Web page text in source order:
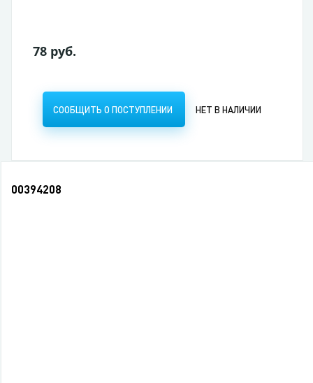
78 руб.
СООБЩИТЬ О ПОСТУПЛЕНИИ НЕТ В НАЛИЧИИ
00394208